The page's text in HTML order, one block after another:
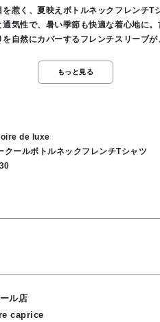
惹く、夏映えボトルネックフレンチT
気性で、暑い季節も快適な着心地に
自然にカバーするフレンチスリーブ
涼しい●綿100％●お洗濯OK
もっと見る
de luxe
クールボトルネックフレンチTシャツ
ル店
caprice